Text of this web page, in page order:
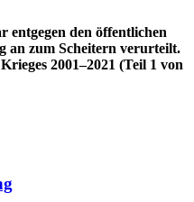
entgegen den öffentlichen
an zum Scheitern verurteilt.
2001–2021 (Teil 1 von